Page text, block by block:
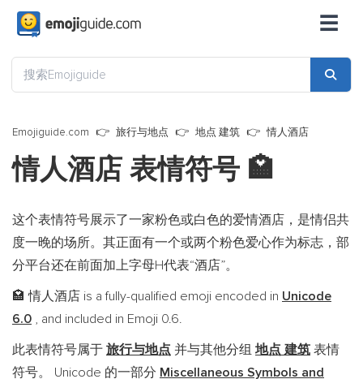
☰
Emojiguide.com 旅行与地点 地点 建筑 情人酒店
情人酒店 表情符号 🏩
这个表情符号展示了一家粉色或白色的爱情酒店，是情侣共
度一晚的场所。其正面有一个或两个粉色爱心作为标志，部
分平台还在前面加上字母H代表“酒店”。
🏩 情人酒店 is a fully-qualified emoji encoded in Unicode
6.0 , and included in Emoji 0.6.
此表情符号属于 旅行与地点 并与其他分组 地点 建筑 表情
符号。 Unicode 的一部分 Miscellaneous Symbols and